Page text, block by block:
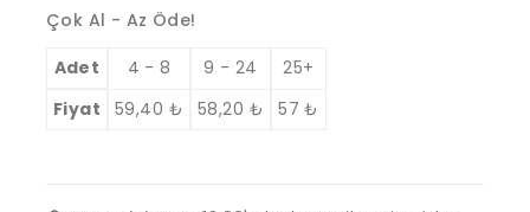
Çok Al - Az Öde!
Adet 4 - 8 9 - 24
25+
Fiyat
59,40 ₺ 58,20 ₺ 57₺